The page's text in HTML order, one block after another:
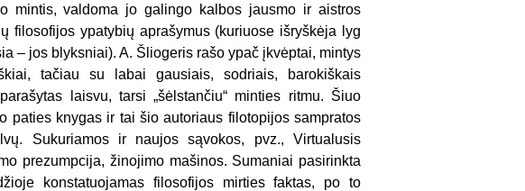
mintis, valdoma jo galingo kalbos jausmo ir aistros
filosofijos ypatybių aprašymus (kuriuose išryškėja lyg
– jos blyksniai). A. Šliogeris rašo ypač įkvėptai, mintys
tačiau su labai gausiais, sodriais, barokiškais
laisvu, tarsi „šėlstančiu“ minties ritmu. Šiuo
paties knygas ir tai šio autoriaus filotopijos sampratos
Sukuriamos ir naujos sąvokos, pvz., Virtualusis
prezumpcija, žinojimo mašinos. Sumaniai pasirinkta
konstatuojamas filosofijos mirties faktas, po to